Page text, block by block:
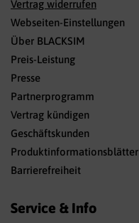
Vertrag widerrufen
Webseiten-Einstellungen
Über BLACKSIM
Preis-Leistung
Presse
Partnerprogramm
Vertrag kündigen
Geschäftskunden
Produktinformationsblätter
Barrierefreiheit
Service & Info